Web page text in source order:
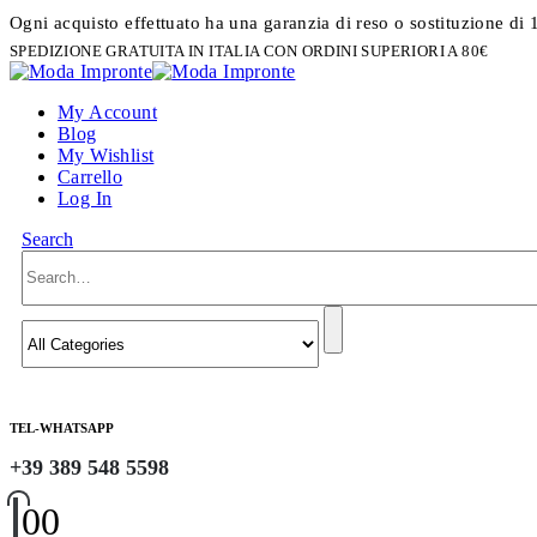
Ogni acquisto effettuato ha una garanzia di reso o sostituzione di
SPEDIZIONE GRATUITA IN ITALIA CON ORDINI SUPERIORI A 80€
My Account
Blog
My Wishlist
Carrello
Log In
Search
TEL-WHATSAPP
+39 389 548 5598
00